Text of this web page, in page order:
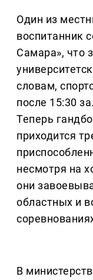
Один из
воспитанник
Самара», что
словам,
после 15:30
Теперь
приходится
несмотря на
они
областных и
В